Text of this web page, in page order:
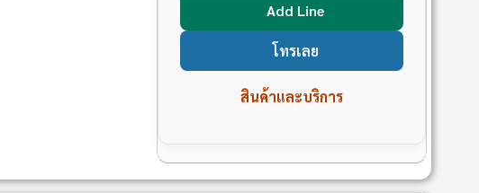
Add Line
โทรเลย
สินค้าและบริการ